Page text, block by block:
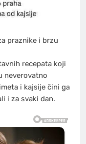
praznike i brzu
recepata koji
neverovatno
i kajsije čini ga
i za svaki dan.